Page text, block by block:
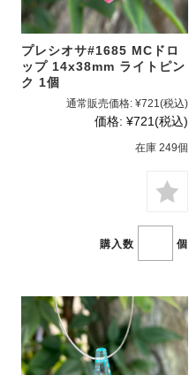
プレシオサ#1685 MCドロ
ップ 14x38mm ライトピン
ク 1個
通常販売価格: ¥721(税込)
価格: ¥721(税込)
在庫 249個
購入数 個